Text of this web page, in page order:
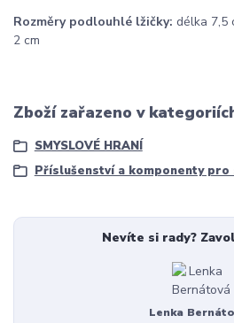
Rozměry podlouhlé lžičky: délka 7,5
2 cm
Zboží zařazeno v
SMYSLOVÉ HRANÍ
Příslušenství a komponenty pro
Nevíte si rady?
Lenka